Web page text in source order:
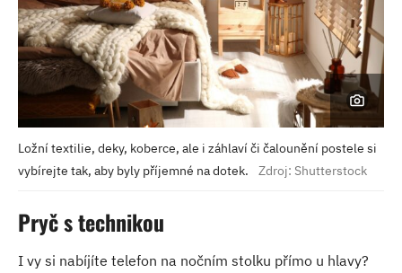
Ložní textilie, deky, koberce, ale i záhlaví či čalounění postele si
vybírejte tak, aby byly příjemné na dotek.
Zdroj: Shutterstock
Pryč s technikou
I vy si nabíjíte telefon na nočním stolku přímo u hlavy?